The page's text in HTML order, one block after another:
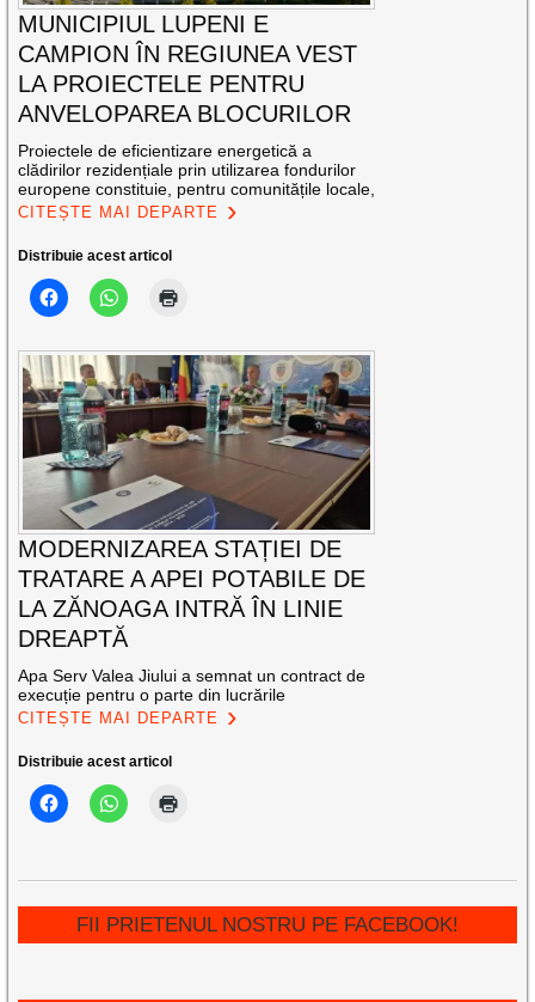
MUNICIPIUL LUPENI E
CAMPION ÎN REGIUNEA VEST
LA PROIECTELE PENTRU
ANVELOPAREA BLOCURILOR
Proiectele de eficientizare energetică a
clădirilor rezidențiale prin utilizarea fondurilor
europene constituie, pentru comunitățile locale,
CITEȘTE MAI DEPARTE
Distribuie acest articol
MODERNIZAREA STAȚIEI DE
TRATARE A APEI POTABILE DE
LA ZĂNOAGA INTRĂ ÎN LINIE
DREAPTĂ
Apa Serv Valea Jiului a semnat un contract de
execuție pentru o parte din lucrările
CITEȘTE MAI DEPARTE
Distribuie acest articol
FII PRIETENUL NOSTRU PE FACEBOOK!